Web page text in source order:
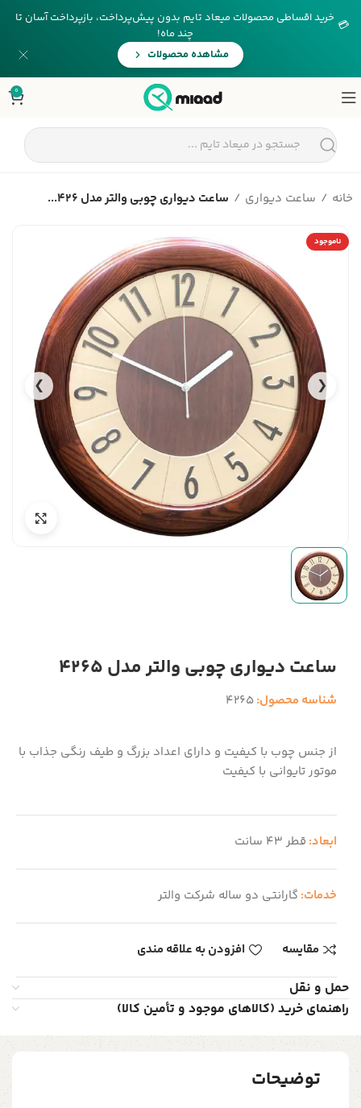
💳 خرید اقساطی محصولات میعاد تایم بدون پیش‌پرداخت، بازپرداخت آسان تا
چند ماه!
مشاهده محصولات
0
خانه ساعت دیواری ساعت دیواری چوبی والتر مدل 426...
ناموجود
❮
❯
ساعت دیواری چوبی والتر مدل 4265
شناسه محصول:4265
از جنس چوب با کیفیت و دارای اعداد بزرگ و طیف رنگی جذاب با
موتور تایوانی با کیفیت
ابعاد: قطر 43 سانت
خدمات: گارانتی دو ساله شرکت والتر
مقایسه افزودن به علاقه مندی
حمل و نقل
راهنمای خرید (کالاهای موجود و تأمین کالا)
توضیحات